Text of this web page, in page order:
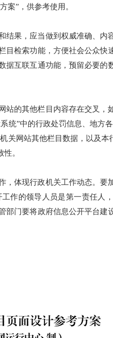
案”，供参考使用。
果，应当做到权威准确、内
检索功能，方便社会公众
互联互通功能，预留必要的
的其他栏目内容存在交叉，
”中的行政处罚信息、地方
关网站其他栏目数据，以及
。
体现行政机关工作动态。
作的领导人员是第一责任人
门要将政府信息公开平台